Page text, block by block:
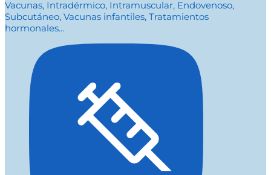
Vacunas, Intradérmico, Intramuscular, Endovenoso,
Subcutáneo, Vacunas infantiles, Tratamientos
hormonales...